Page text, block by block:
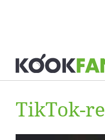
TikTok-